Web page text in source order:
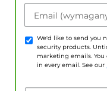
Email
We'd like to send you
security products.
marketing emails.
in every email. See our